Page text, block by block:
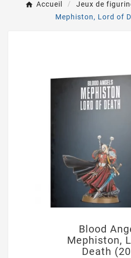
Accueil Jeux de
Mephiston, Lord of
Blood
Mephiston,
Death